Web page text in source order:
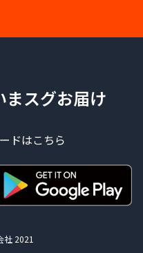
まスグお届け
ドはこちら
社 2021